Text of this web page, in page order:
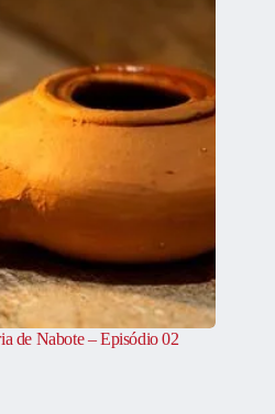
de Nabote – Episódio 02